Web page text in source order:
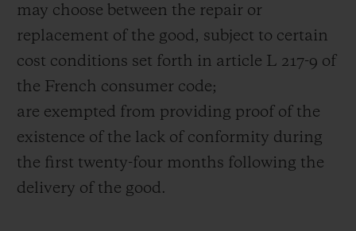
may choose between the repair or
replacement of the good, subject to certain
cost conditions set forth in article L 217-9 of
the French consumer code;
are exempted from providing proof of the
existence of the lack of conformity during
the first twenty-four months following the
delivery of the good.